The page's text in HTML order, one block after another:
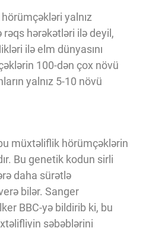
yalnız
hərəkətləri ilə deyil,
ilə elm dünyasını
100-dən çox növü
yalnız 5-10 növü
müxtəliflik hörümçəklərin
Bu genetik kodun sirli
daha sürətlə
bilər. Sanger
BBC-yə bildirib ki, bu
səbəblərini